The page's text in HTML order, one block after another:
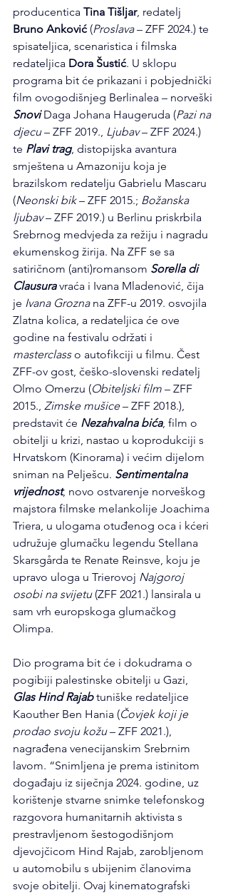
producentica Tina Tišljar, redatelj
Bruno Anković (Proslava – ZFF 2024.) te
spisateljica, scenaristica i filmska
redateljica Dora Šustić. U sklopu
programa bit će prikazani i pobjednički
film ovogodišnjeg Berlinalea – norveški
Snovi Daga Johana Haugeruda (Pazi na
djecu – ZFF 2019., Ljubav – ZFF 2024.)
te Plavi trag, distopijska avantura
smještena u Amazoniju koja je
brazilskom redatelju Gabrielu Mascaru
(Neonski bik – ZFF 2015.; Božanska
ljubav – ZFF 2019.) u Berlinu priskrbila
Srebrnog medvjeda za režiju i nagradu
ekumenskog žirija. Na ZFF se sa
satiričnom (anti)romansom Sorella di
Clausura vraća i Ivana Mladenović, čija
je Ivana Grozna na ZFF-u 2019. osvojila
Zlatna kolica, a redateljica će ove
godine na festivalu održati i
masterclass o autofikciji u filmu. Čest
ZFF-ov gost, češko-slovenski redatelj
Olmo Omerzu (Obiteljski film – ZFF
2015., Zimske mušice – ZFF 2018.),
predstavit će Nezahvalna bića, film o
obitelji u krizi, nastao u koprodukciji s
Hrvatskom (Kinorama) i većim dijelom
sniman na Pelješcu. Sentimentalna
vrijednost, novo ostvarenje norveškog
majstora filmske melankolije Joachima
Triera, u ulogama otuđenog oca i kćeri
udružuje glumačku legendu Stellana
Skarsgårda te Renate Reinsve, koju je
upravo uloga u Trierovoj Najgoroj
osobi na svijetu (ZFF 2021.) lansirala u
sam vrh europskoga glumačkog
Olimpa.
Dio programa bit će i dokudrama o
pogibiji palestinske obitelji u Gazi,
Glas Hind Rajab tuniške redateljice
Kaouther Ben Hania (Čovjek koji je
prodao svoju kožu – ZFF 2021.),
nagrađena venecijanskim Srebrnim
lavom. “Snimljena je prema istinitom
događaju iz siječnja 2024. godine, uz
korištenje stvarne snimke telefonskog
razgovora humanitarnih aktivista s
prestravljenom šestogodišnjom
djevojčicom Hind Rajab, zarobljenom
u automobilu s ubijenim članovima
svoje obitelji. Ovaj kinematografski